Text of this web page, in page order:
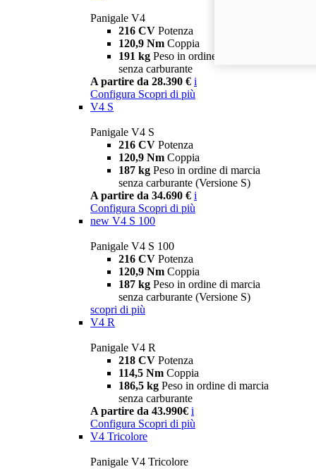
Panigale V4
216 CV Potenza
120,9 Nm Coppia
191 kg Peso in ordine di marcia
senza carburante
A partire da 28.390 € i
Configura Scopri di più
V4 S
Panigale V4 S
216 CV Potenza
120,9 Nm Coppia
187 kg Peso in ordine di marcia
senza carburante (Versione S)
A partire da 34.690 € i
Configura Scopri di più
new V4 S 100
Panigale V4 S 100
216 CV Potenza
120,9 Nm Coppia
187 kg Peso in ordine di marcia
senza carburante (Versione S)
scopri di più
V4 R
Panigale V4 R
218 CV Potenza
114,5 Nm Coppia
186,5 kg Peso in ordine di marcia
senza carburante
A partire da 43.990€ i
Configura Scopri di più
V4 Tricolore
Panigale V4 Tricolore